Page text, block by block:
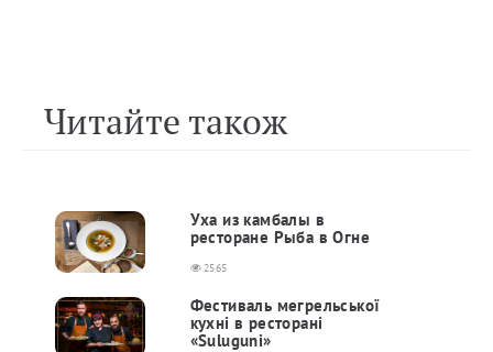
Читайте також
Уха из камбалы в
ресторане Рыба в Огне
2565
Фестиваль мегрельської
кухні в ресторані
«Suluguni»